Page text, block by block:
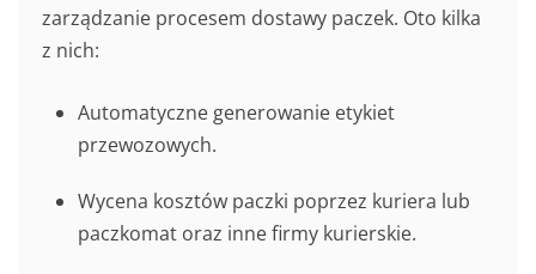
zarządzanie procesem dostawy paczek. Oto kilka
z nich:
Automatyczne generowanie etykiet
przewozowych.
Wycena kosztów paczki poprzez kuriera lub
paczkomat oraz inne firmy kurierskie.